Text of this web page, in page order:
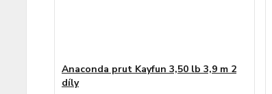
Anaconda prut Kayfun 3,50 lb 3,9 m 2
díly